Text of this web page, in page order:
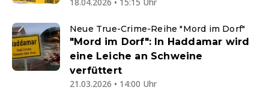
Neue True-Crime-Reihe "Mord im Dorf"
"Mord im Dorf": In Haddamar wird
eine Leiche an Schweine
verfüttert
21.03.2026 • 14:00 Uhr